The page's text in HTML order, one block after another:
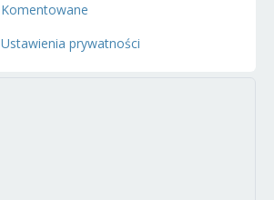
Komentowane
Ustawienia prywatności